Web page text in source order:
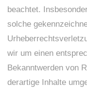
beachtet.
solche
wir um einen
Bekanntwerden von
derartige Inhalte